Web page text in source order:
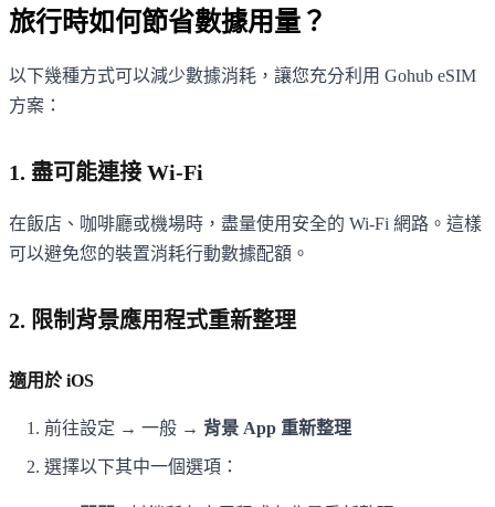
旅行時如何節省數據用量？
以下幾種方式可以減少數據消耗，讓您充分利用 Gohub eSIM
方案：
1. 盡可能連接 Wi-Fi
在飯店、咖啡廳或機場時，盡量使用安全的 Wi-Fi 網路。這樣
可以避免您的裝置消耗行動數據配額。
2. 限制背景應用程式重新整理
適用於 iOS
前往設定 → 一般 → 背景 App 重新整理
選擇以下其中一個選項：